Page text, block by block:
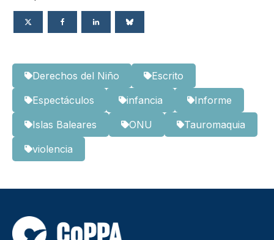
Derechos del Niño
Escrito
Espectáculos
infancia
Informe
Islas Baleares
ONU
Tauromaquia
violencia